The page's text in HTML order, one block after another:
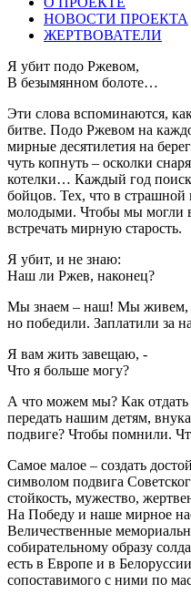
НОВОСТИ ПРОЕКТА
ЖЕРТВОВАТЕЛИ
Я убит подо Ржевом,
В безымянном болоте…
Эти слова вспоминаются,
битве. Подо Ржевом на
мирные десятилетия на
чуть копнуть – осколки
котелки… Каждый год
бойцов. Тех, что в страшной
молодыми. Чтобы мы могли
встречать мирную старость.
Я убит, и не знаю:
Наш ли Ржев, наконец?
Мы знаем – наш! Мы живем,
но победили. Заплатили за
Я вам жить завещаю, -
Что я больше могу?
А что можем мы? Как
передать нашим детям,
подвиге? Чтобы помнили.
Самое малое – создать
символом подвига
стойкость, мужество,
На Победу и наше мирное
Величественные
собирательному образу
есть в Европе и в
сопоставимого с ними по